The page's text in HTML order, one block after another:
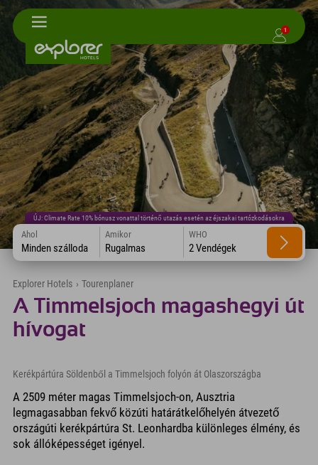
1
ÚJ: Climate Rate 10% bónusz vonattal történő utazás esetén az éjszakai tartózkodásokra
Ahol
Minden szálloda
Amikor
Rugalmas
WHO
2 Vendégek
Explorer Hotels › Tourenplaner
A Timmelsjoch magashegyi út
hívogat
Kerékpártúra Söldenből a Timmelsjoch folyón át Olaszországba
A 2509 méter magas Timmelsjoch-on, Ausztria
legmagasabban fekvő közúti határátkelőhelyén átvezető
országúti kerékpártúra St. Leonhardba különleges élmény, és
sok állóképességet igényel.